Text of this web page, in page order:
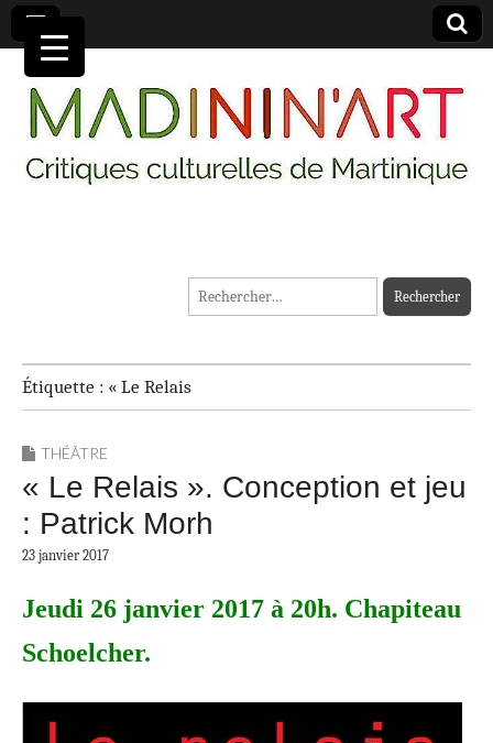
MADININ'ART
Rechercher :
Étiquette : « Le Relais
THÉÂTRE
« Le Relais ». Conception et jeu
: Patrick Morh
23 janvier 2017
Jeudi 26 janvier 2017 à 20h. Chapiteau
Schoelcher.